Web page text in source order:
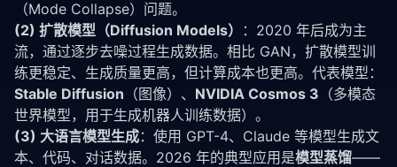
（Mode Collapse）问题。
(2) 扩散模型（Diffusion Models）
：2020 年后成为主
流，通过逐步去噪过程生成数据。相比 GAN，扩散模型训
练更稳定、生成质量更高，但计算成本也更高。代表模型：
Stable Diffusion （图像）、 NVIDIA Cosmos 3 （多模态
世界模型，用于生成机器人训练数据）。
(3) 大语言模型生成：使用 GPT-4、Claude 等模型生成文
本、代码、对话数据。2026 年的典型应用是模型蒸馏——